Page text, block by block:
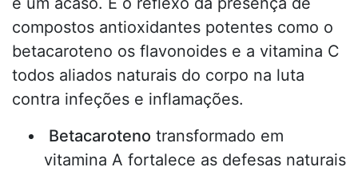
compostos antioxidantes potentes como o
betacaroteno os flavonoides e a vitamina C
todos aliados naturais do corpo na luta
contra infeções e inflamações.
Betacaroteno transformado em
vitamina A fortalece as defesas naturais